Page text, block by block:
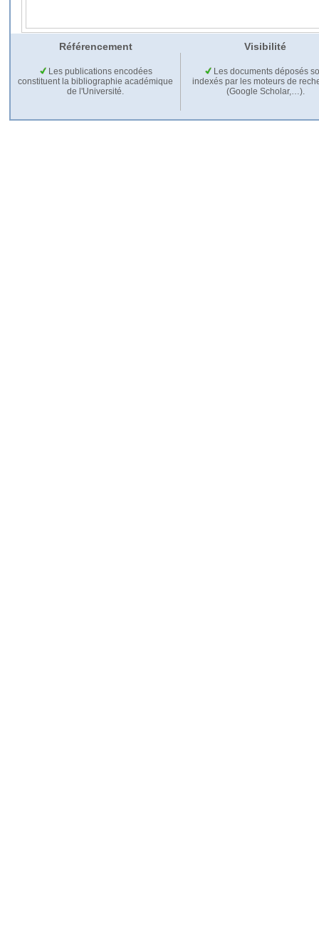
Référencement Visibilité
Les publications encodées
constituent la bibliographie académique
de l'Université.
Les documents déposés
indexés par les moteurs de
(Google Scholar,…).